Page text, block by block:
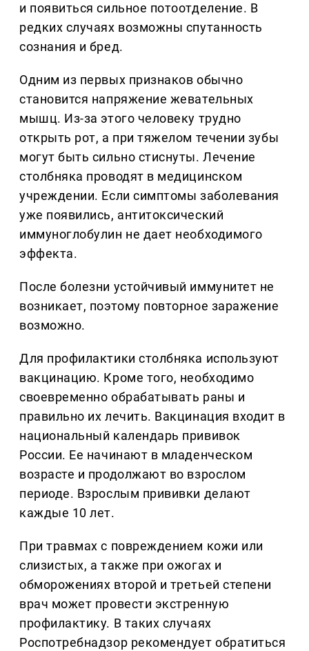
и появиться сильное потоотделение. В
редких случаях возможны спутанность
сознания и бред.
Одним из первых признаков обычно
становится напряжение жевательных
мышц. Из-за этого человеку трудно
открыть рот, а при тяжелом течении зубы
могут быть сильно стиснуты. Лечение
столбняка проводят в медицинском
учреждении. Если симптомы заболевания
уже появились, антитоксический
иммуноглобулин не дает необходимого
эффекта.
После болезни устойчивый иммунитет не
возникает, поэтому повторное заражение
возможно.
Для профилактики столбняка используют
вакцинацию. Кроме того, необходимо
своевременно обрабатывать раны и
правильно их лечить. Вакцинация входит в
национальный календарь прививок
России. Ее начинают в младенческом
возрасте и продолжают во взрослом
периоде. Взрослым прививки делают
каждые 10 лет.
При травмах с повреждением кожи или
слизистых, а также при ожогах и
обморожениях второй и третьей степени
врач может провести экстренную
профилактику. В таких случаях
Роспотребнадзор рекомендует обратиться